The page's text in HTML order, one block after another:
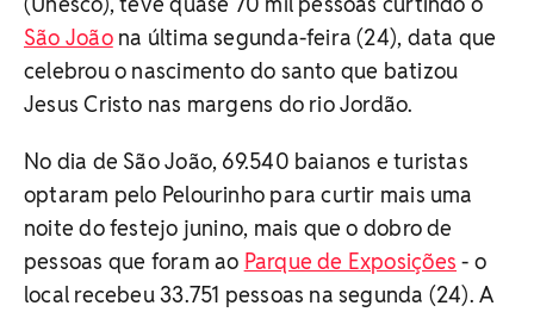
São Joãona última segunda-feira (24), data que
celebrou o nascimento do santo que batizou
Jesus Cristo nas margens do rio Jordão.
No dia de São João, 69.540 baianos e turistas
optaram pelo Pelourinho para curtir mais uma
noite do festejo junino, mais que o dobro de
pessoas que foram ao Parque de Exposições - o
local recebeu 33.751 pessoas na segunda (24). A